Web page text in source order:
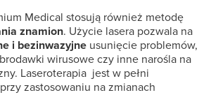
Medical stosują również metodę
znamion. Użycie lasera pozwala na
i bezinwazyjne usunięcie problemów,
wirusowe czy inne narośla na
Laseroterapia jest w pełni
zastosowaniu na zmianach